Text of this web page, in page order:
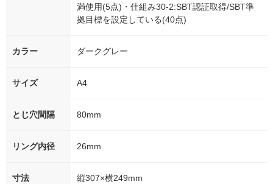
満使用(5点)・仕組み30-2:SBT認証取得/SBT準
拠目標を設定している(40点)
カラー ダークグレー
サイズ A4
とじ穴間隔 80mm
リング内径 26mm
寸法 縦307×横249mm